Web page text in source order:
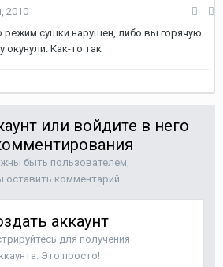
2010
режим сушки нарушен, либо вы горячую
окунули. Как-то так
или войдите в него
быть пользователем,
оставить комментарий
аккаунт
для получения
Это просто!